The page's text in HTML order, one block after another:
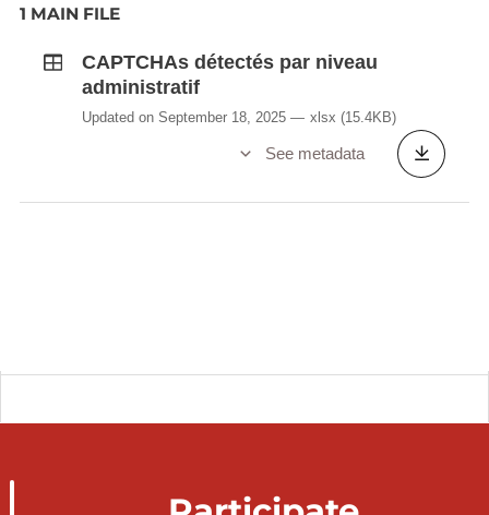
1 MAIN FILE
CAPTCHAs détectés par niveau
administratif
Updated on September 18, 2025 xlsx (15.4KB)
See metadata